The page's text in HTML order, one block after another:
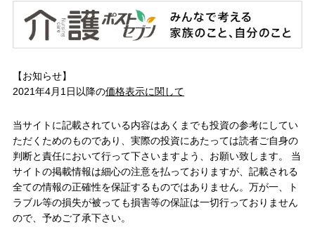
【お知らせ】
2021年4月1日以降の価格表示に関して
当サイトに記載されている内容はあくまでも投資の参考にしてい
ただくためのものであり、実際の投資にあたっては読者ご自身の
判断と責任において行って下さいますよう、お願い致します。 当
サイトの掲載情報は細心の注意を払っておりますが、記載される
全ての情報の正確性を保証するものではありません。万が一、ト
ラブル等の損失が被っても損害等の保証は一切行っておりません
ので、予めご了承下さい。